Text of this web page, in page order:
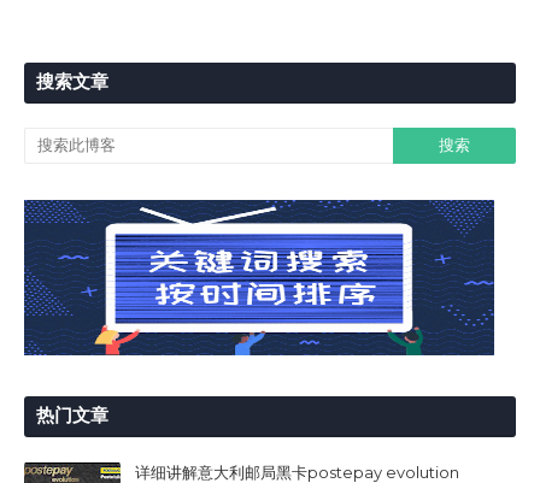
搜索文章
热门文章
详细讲解意大利邮局黑卡postepay evolution